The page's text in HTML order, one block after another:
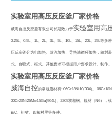
实验室用高压反应釜厂家价格
威海自控反应釜有限公司长期致力于实验室用高
0.25L、0.5L、1L、2L、3L、5L、10L、15L、20L、25L等多
压反应釜分为电加热、蒸汽加热、导热油循环加热，轴封
式、自吸式、框式。其他要求可根据用户要求设计、制作。
实验室用高压反应釜厂家价格
威海自控的常规选材有: 06Cr18Ni10(304) 、
00Cr20Ni25Mo4.5Gu(904L) 、2205双相钢、镍材（ N6），
B/C、钽材、四氟衬里等多种。